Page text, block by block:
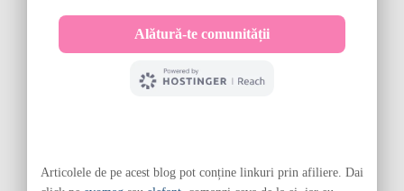
Articolele de pe acest blog pot conține linkuri prin afiliere. Dai